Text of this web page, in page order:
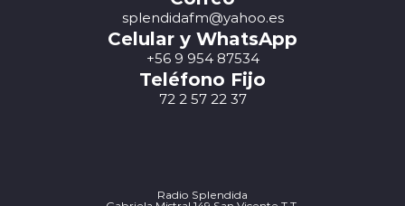
splendidafm@yahoo.es
Celular y WhatsApp
+56 9 954 87534
Teléfono Fijo
72 2 57 22 37
Radio Splendida